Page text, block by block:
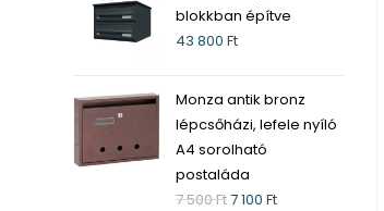
blokkban építve
43 800Ft
Monza antik bronz
lépcsőházi, lefele nyíló
A4 sorolható
postaláda
7 500Ft7 100Ft